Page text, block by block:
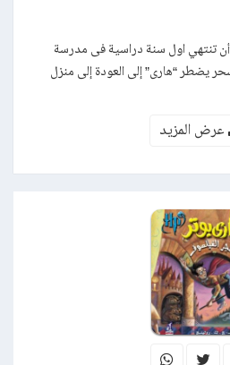
أن تنتهي اول سنة دراسية فى مدرسة
يضطر “هارى” إلى العودة إلى منزل
عرض المزيد